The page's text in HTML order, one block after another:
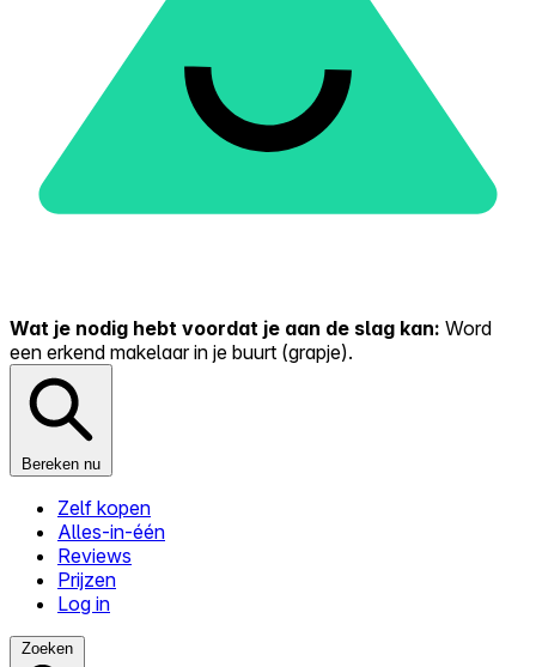
Wat je nodig hebt voordat je aan de slag kan: Word
een erkend makelaar in je buurt (grapje).
Bereken nu
Zelf kopen
Alles-in-één
Reviews
Prijzen
Log in
Zoeken